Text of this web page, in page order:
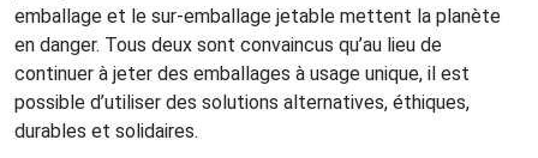
emballage et le sur-emballage jetable mettent la planète
en danger. Tous deux sont convaincus qu’au lieu de
continuer à jeter des emballages à usage unique, il est
possible d’utiliser des solutions alternatives, éthiques,
durables et solidaires.